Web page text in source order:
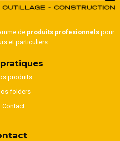
de produits profesionnelspour
et particuliers.
produits
folders
Contact